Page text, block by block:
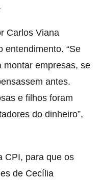
Carlos Viana
entendimento. “Se
montar empresas, se
antes.
e filhos foram
do dinheiro”,
CPI, para que os
de Cecília